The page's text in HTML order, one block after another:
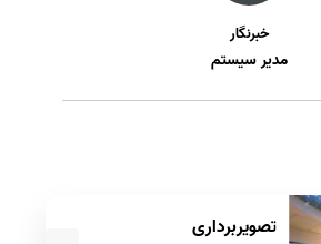
خبرنگار
مدیر سیستم
تصویربرداری